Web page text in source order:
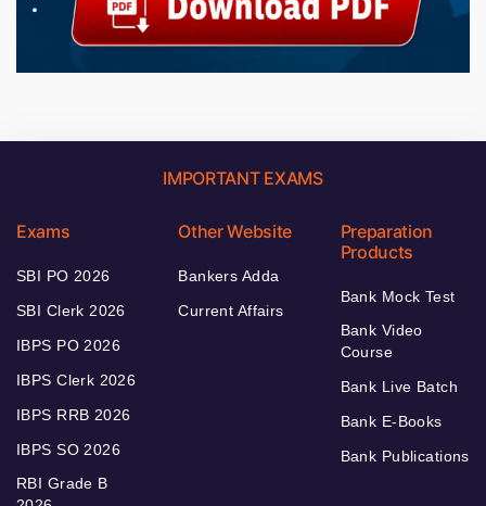
IMPORTANT EXAMS
Exams
SBI PO 2026
SBI Clerk 2026
IBPS PO 2026
IBPS Clerk 2026
IBPS RRB 2026
IBPS SO 2026
RBI Grade B
Other Website
Bankers Adda
Current Affairs
Preparation
Products
Bank Mock Test
Bank Video
Course
Bank Live Batch
Bank E-Books
Bank Publications